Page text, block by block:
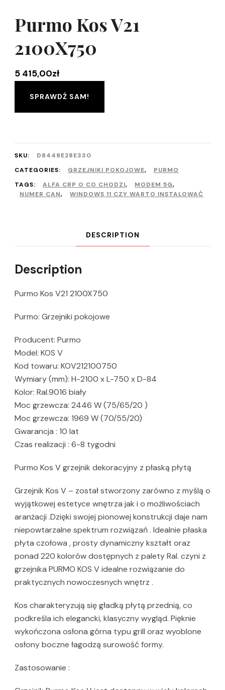
Purmo Kos V21
2100X750
5 415,00zł
SPRAWDŹ SAM!
SKU:
D8448E28E330
CATEGORIES:
GRZEJNIKI POKOJOWE,
PURMO
TAGS:
ALFA CRP O CO CHODZI, MODEM 5G,
NUMER CAN, WINDOWS 11 CZY WARTO INSTALOWAĆ
DESCRIPTION
Description
Purmo Kos V21 2100X750
Purmo: Grzejniki pokojowe
Producent: Purmo
Model: KOS V
Kod towaru: KOV212100750
Wymiary (mm): H-2100 x L-750 x D-84
Kolor: Ral.9016 biały
Moc grzewcza: 2446 W (75/65/20 )
Moc grzewcza: 1969 W (70/55/20)
Gwarancja : 10 lat
Czas realizacji : 6-8 tygodni
Purmo Kos V grzejnik dekoracyjny z płaską płytą
Grzejnik Kos V – został stworzony zarówno z myślą o
wyjątkowej estetyce wnętrza jak i o możliwościach
aranżacji .Dzięki swojej pionowej konstrukcji daje nam
niepowtarzalne spektrum rozwiązań . Idealnie płaska
płyta czołowa , prosty dynamiczny kształt oraz
ponad 220 kolorów dostępnych z palety Ral. czyni z
grzejnika PURMO KOS V idealne rozwiązanie do
praktycznych nowoczesnych wnętrz .
Kos charakteryzują się gładką płytą przednią, co
podkreśla ich elegancki, klasyczny wygląd. Pięknie
wykończona osłona górna typu grill oraz wyoblone
osłony boczne łagodzą surowość formy.
Zastosowanie :